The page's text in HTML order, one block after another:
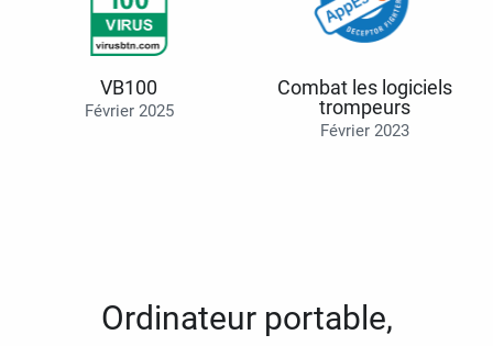
VB100
Février 2025
Combat les logiciels
trompeurs
Février 2023
Ordinateur portable,